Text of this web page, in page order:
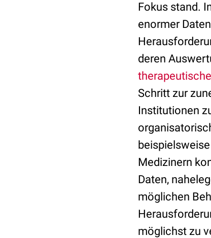
Fokus stand.
enormer
deren
Schritt zur
Institutionen
Medizinern
Daten,
möglichen
möglichst zu